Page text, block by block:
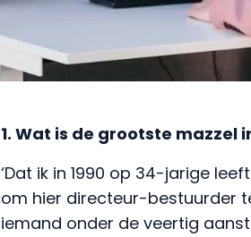
1. Wat is de grootste mazzel
‘Dat ik in 1990 op 34-jarige
om hier directeur-bestuurder
iemand onder de veertig